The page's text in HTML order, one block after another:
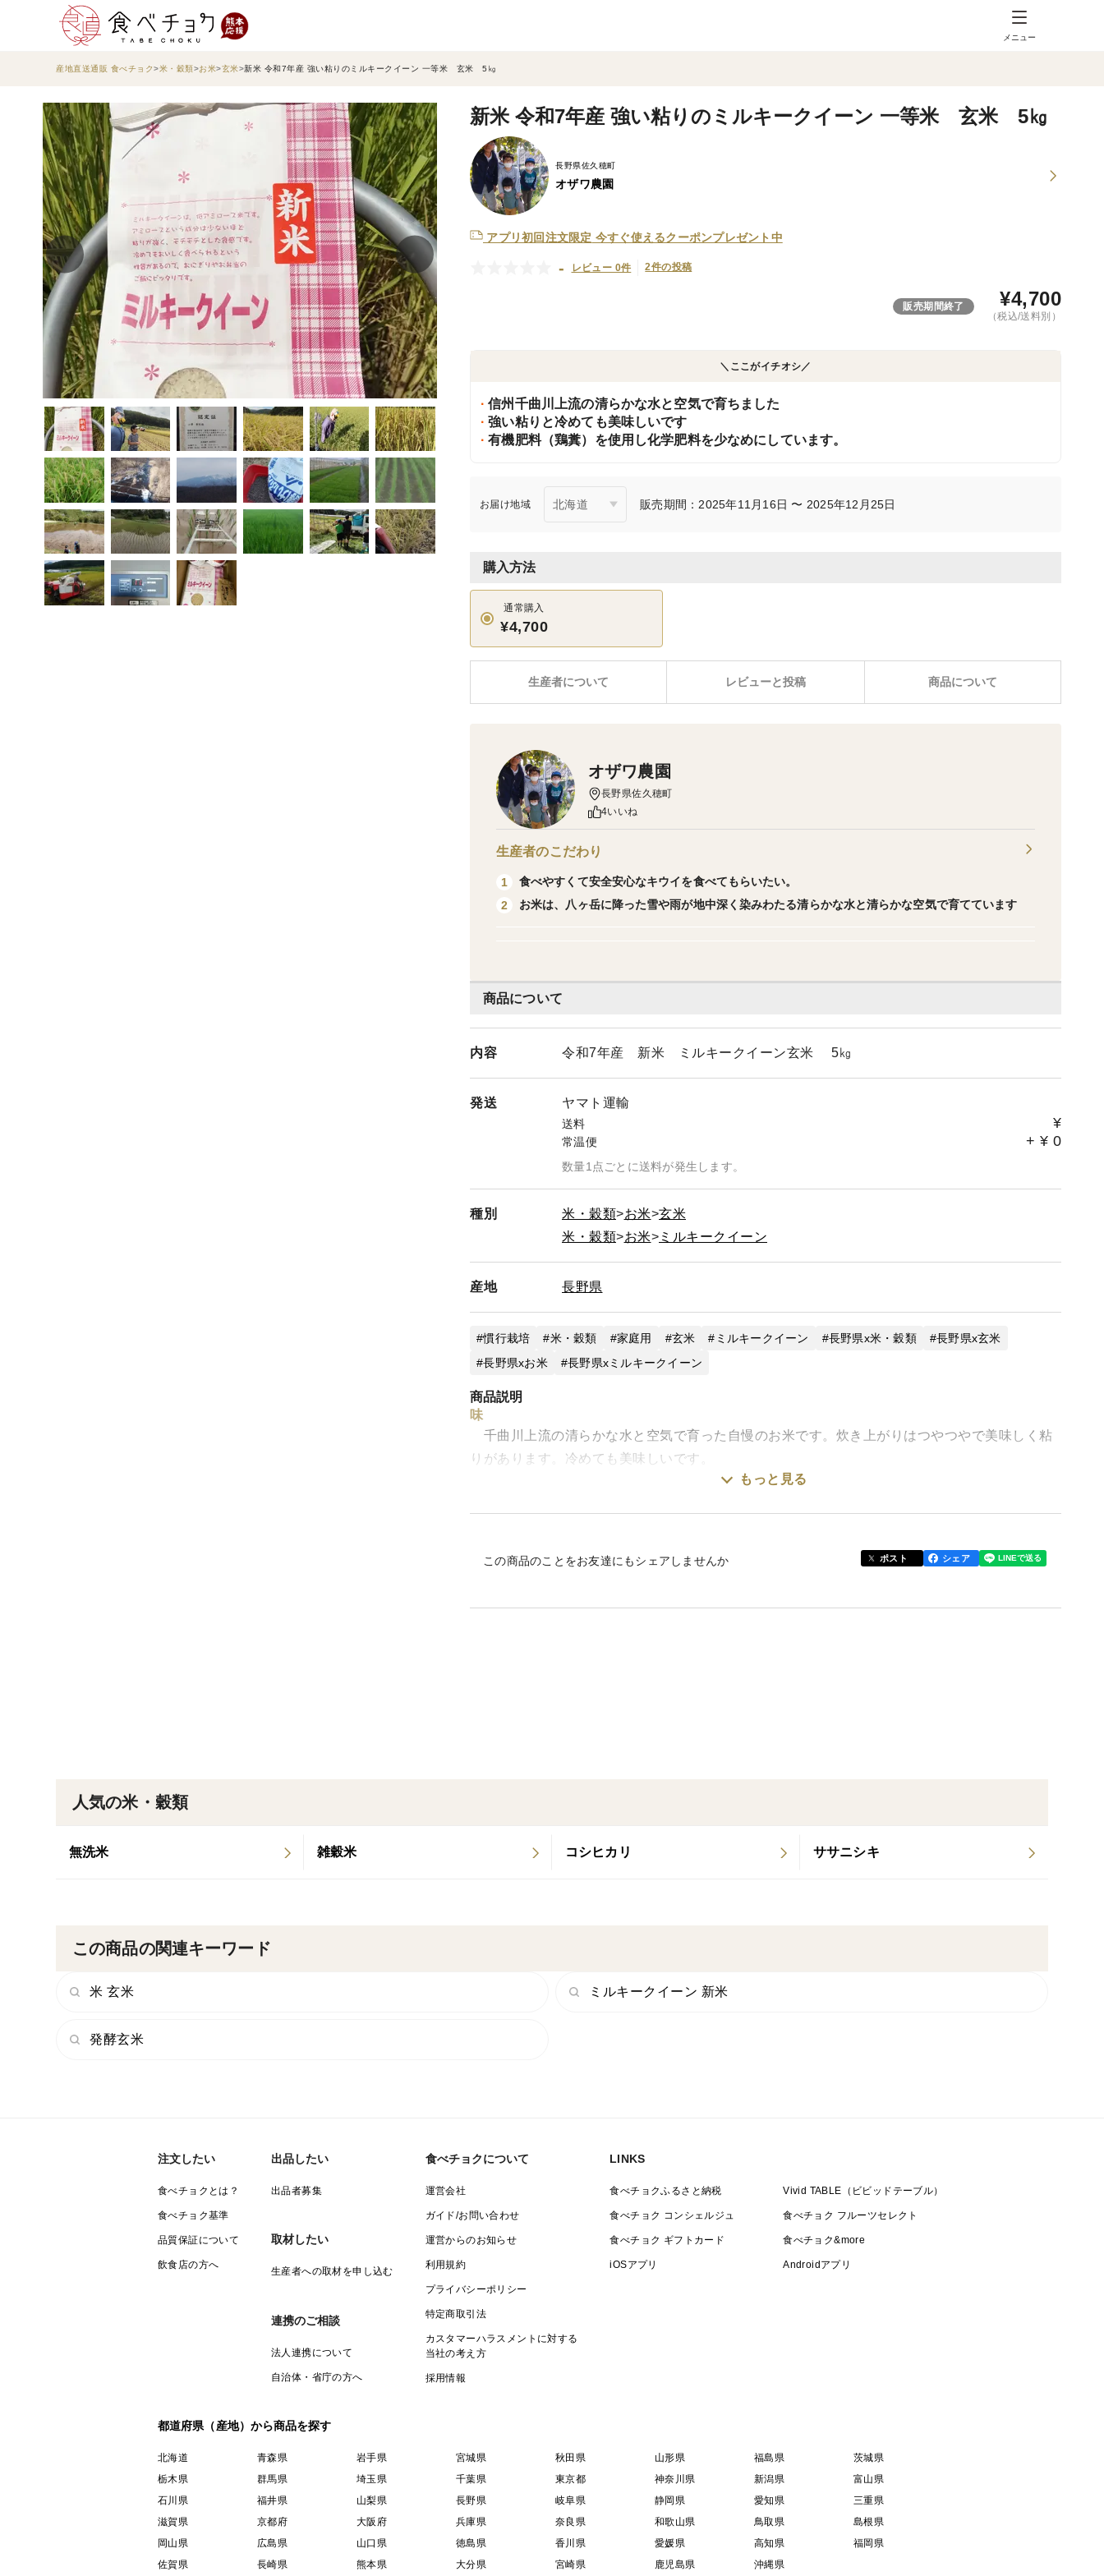
メニュー
産地直送通販 食べチョク 米・穀類 お米 玄米 新米 令和7年産 強い粘りのミルキークイーン 一等米 玄米 5㎏
新米 令和7年産 強い粘りのミルキークイーン 一等米 玄米 5㎏
長野県佐久穂町
オザワ農園
アプリ初回注文限定 今すぐ使えるクーポンプレゼント中
- レビュー 0件 2件の投稿
販売期間終了 ¥4,700
（税込/送料別）
＼ここがイチオシ／
信州千曲川上流の清らかな水と空気で育ちました
強い粘りと冷めても美味しいです
有機肥料（鶏糞）を使用し化学肥料を少なめにしています。
お届け地域 販売期間：2025年11月16日 〜 2025年12月25日
購入方法
通常購入
¥4,700
レビューと投稿 商品について
生産者について
商品について
内容 令和7年産 新米 ミルキークイーン玄米 5㎏
発送 ヤマト運輸
送料 ¥
常温便 + ¥ 0
数量1点ごとに送料が発生します。
種別 米・穀類 お米 玄米
米・穀類
お米 ミルキークイーン
産地 長野県
慣行栽培 米・穀類 家庭用 玄米 ミルキークイーン 長野県x米・穀類
長野県x玄米
長野県xお米
長野県xミルキークイーン
商品説明
味
千曲川上流の清らかな水と空気で育った自慢のお米です。炊き上がりはつやつやで美味しく粘
りがあります。冷めても美味しいです。
お米は、登録検査機関（JA）で検査証明を取得しています。1等米です。
もっと見る
この商品のことをお友達にもシェアしませんか ポスト シェア
オザワ農園
長野県佐久穂町
4いいね
生産者のこだわり
1
食べやすくて安全安心なキウイを食べてもらいたい。
2
お米は、八ヶ岳に降った雪や雨が地中深く染みわたる清らかな水と清らかな空気で育てています
人気の米・穀類
無洗米 雑穀米 コシヒカリ ササニシキ
この商品の関連キーワード
米 玄米 ミルキークイーン 新米
発酵玄米
注文したい
食べチョクとは？
食べチョク基準
品質保証について
飲食店の方へ
出品したい
出品者募集
取材したい
生産者への取材を申し込む
連携のご相談
法人連携について
自治体・省庁の方へ
食べチョクについて
運営会社
ガイド/お問い合わせ
運営からのお知らせ
利用規約
プライバシーポリシー
特定商取引法
カスタマーハラスメントに対する
当社の考え方
採用情報
LINKS
食べチョクふるさと納税 Vivid TABLE（ビビッドテーブル）
食べチョク コンシェルジュ 食べチョク フルーツセレクト
食べチョク ギフトカード 食べチョク&more
iOSアプリ Androidアプリ
都道府県（産地）から商品を探す
北海道 青森県 岩手県 宮城県 秋田県 山形県 福島県
茨城県
栃木県
群馬県 埼玉県 千葉県 東京都 神奈川県 新潟県
富山県
石川県
福井県 山梨県 長野県 岐阜県 静岡県 愛知県
三重県
滋賀県
京都府 大阪府 兵庫県 奈良県 和歌山県 鳥取県
島根県
岡山県
広島県 山口県 徳島県 香川県 愛媛県 高知県
福岡県
佐賀県
長崎県 熊本県 大分県 宮崎県 鹿児島県 沖縄県